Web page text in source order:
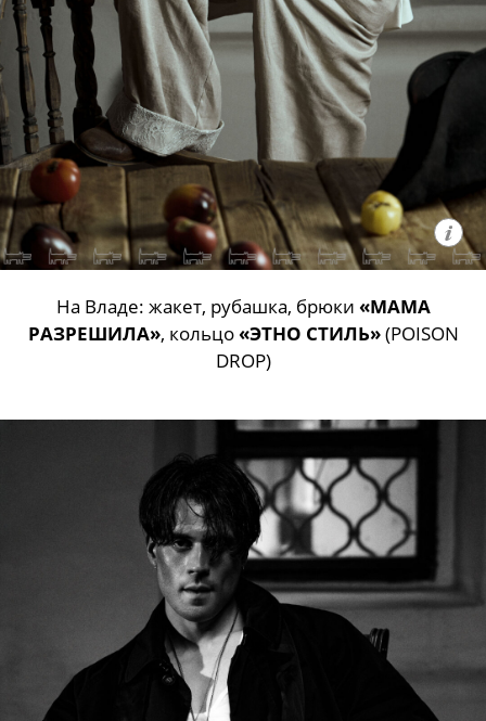
На Владе: жакет, рубашка, брюки «МАМА
РАЗРЕШИЛА», кольцо«ЭТНО СТИЛЬ»(POISON
DROP)